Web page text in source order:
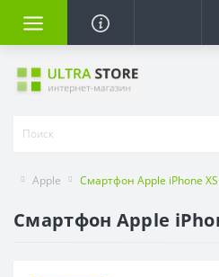
Apple Смартфон Apple iPhone
Смартфон Apple